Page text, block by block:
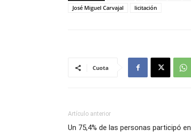
José Miguel Carvajal
licitación
Cuota
Artículo anterior
Un 75,4% de las personas participó en